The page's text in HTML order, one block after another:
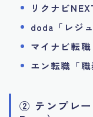
リクナビ
doda「レジ
マイナビ転職
エン転職「職
② テンプレー